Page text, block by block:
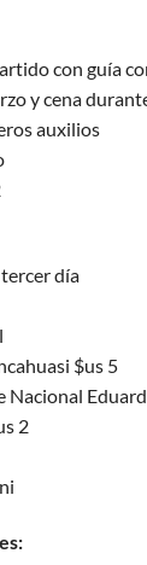
con guía
y cena
auxilios
día
$us 5
Nacional
2